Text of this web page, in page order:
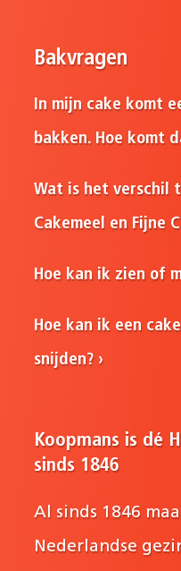
Bakvragen
In mijn cake komt
bakken. Hoe komt
Wat is het verschil
Cakemeel en Fijne
Hoe kan ik zien of
Hoe kan ik een
snijden?
Koopmans is dé
sinds 1846
Al sinds 1846
Nederlandse